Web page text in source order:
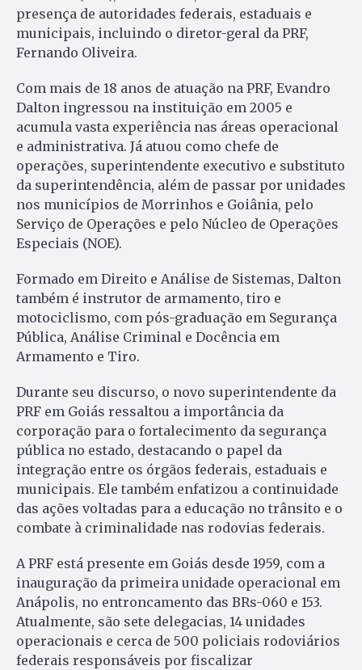
presença de autoridades federais, estaduais e
municipais, incluindo o diretor-geral da PRF,
Fernando Oliveira.
Com mais de 18 anos de atuação na PRF, Evandro
Dalton ingressou na instituição em 2005 e
acumula vasta experiência nas áreas operacional
e administrativa. Já atuou como chefe de
operações, superintendente executivo e substituto
da superintendência, além de passar por unidades
nos municípios de Morrinhos e Goiânia, pelo
Serviço de Operações e pelo Núcleo de Operações
Especiais (NOE).
Formado em Direito e Análise de Sistemas, Dalton
também é instrutor de armamento, tiro e
motociclismo, com pós-graduação em Segurança
Pública, Análise Criminal e Docência em
Armamento e Tiro.
Durante seu discurso, o novo superintendente da
PRF em Goiás ressaltou a importância da
corporação para o fortalecimento da segurança
pública no estado, destacando o papel da
integração entre os órgãos federais, estaduais e
municipais. Ele também enfatizou a continuidade
das ações voltadas para a educação no trânsito e o
combate à criminalidade nas rodovias federais.
A PRF está presente em Goiás desde 1959, com a
inauguração da primeira unidade operacional em
Anápolis, no entroncamento das BRs-060 e 153.
Atualmente, são sete delegacias, 14 unidades
operacionais e cerca de 500 policiais rodoviários
federais responsáveis por fiscalizar